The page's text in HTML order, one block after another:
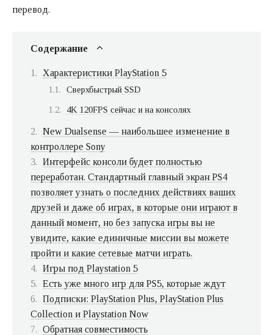
перевод.
Содержание
Характеристики PlayStation 5
Сверхбыстрый SSD
4K 120FPS сейчас и на консолях
New Dualsense — наибольшее изменение в
контроллере Sony
Интерфейс консоли будет полностью
переработан. Стандартный главный экран PS4
позволяет узнать о последних действиях ваших
друзей и даже об играх, в которые они играют в
данный момент, но без запуска игры вы не
увидите, какие единичные миссии вы можете
пройти и какие сетевые матчи играть.
Игры под Playstation 5
Есть уже много игр для PS5, которые ждут
Подписки: PlayStation Plus, PlayStation Plus
Collection и Playstation Now
Обратная совместимость